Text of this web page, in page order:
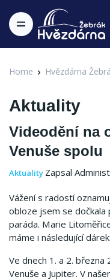
Home Hvězdárna
Aktuality
Videodění na
Venuše spolu
Aktuality Zapsal
Vážení s radostí
obloze jsem se dočkala
paráda. Marie
máme i následující dárek:
Ve dnech 1. a 2.
Venuše a Jupiter. V